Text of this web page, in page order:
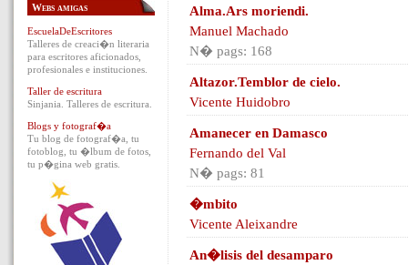
Alma.Ars moriendi.
Manuel Machado
N� pags: 168
Altazor.Temblor de cielo.
Vicente Huidobro
Amanecer en Damasco
Fernando del Val
N� pags: 81
�mbito
Vicente Aleixandre
An�lisis del desamparo
Webs amigas
EscuelaDeEscritores
Talleres de creaci�n literaria
para escritores aficionados,
profesionales e instituciones.
Taller de escritura
Sinjania. Talleres de escritura.
Blogs y fotograf�a
Tu blog de fotograf�a, tu
fotoblog, tu �lbum de fotos,
tu p�gina web gratis.